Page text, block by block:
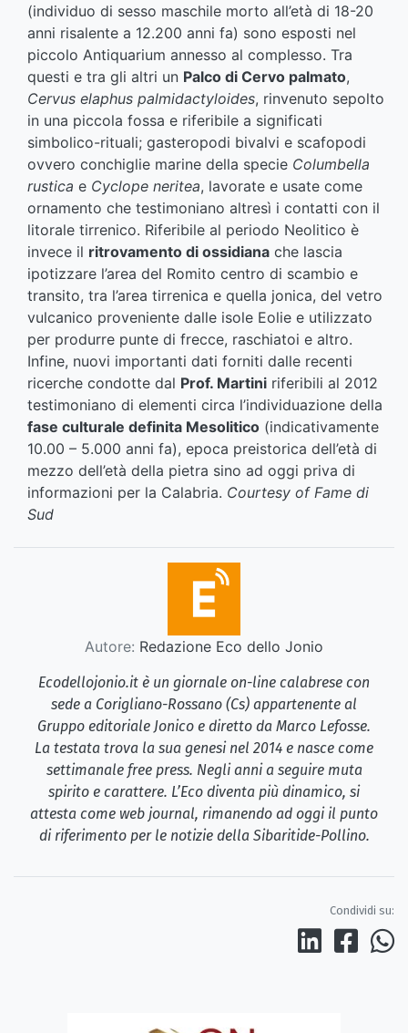
(individuo di sesso maschile morto all’età di 18-20
anni risalente a 12.200 anni fa) sono esposti nel
piccolo Antiquarium annesso al complesso. Tra
questi e tra gli altri un Palco di Cervo palmato,
Cervus elaphus palmidactyloides, rinvenuto sepolto
in una piccola fossa e riferibile a significati
simbolico-rituali; gasteropodi bivalvi e scafopodi
ovvero conchiglie marine della specie Columbella
rustica e Cyclope neritea, lavorate e usate come
ornamento che testimoniano altresì i contatti con il
litorale tirrenico. Riferibile al periodo Neolitico è
invece il ritrovamento di ossidiana che lascia
ipotizzare l’area del Romito centro di scambio e
transito, tra l’area tirrenica e quella jonica, del vetro
vulcanico proveniente dalle isole Eolie e utilizzato
per produrre punte di frecce, raschiatoi e altro.
Infine, nuovi importanti dati forniti dalle recenti
ricerche condotte dal Prof. Martini riferibili al 2012
testimoniano di elementi circa l’individuazione della
fase culturale definita Mesolitico (indicativamente
10.00 – 5.000 anni fa), epoca preistorica dell’età di
mezzo dell’età della pietra sino ad oggi priva di
informazioni per la Calabria. Courtesy of Fame di
Sud
Autore: Redazione Eco dello Jonio
Ecodellojonio.it è un giornale on-line calabrese con
sede a Corigliano-Rossano (Cs) appartenente al
Gruppo editoriale Jonico e diretto da Marco Lefosse.
La testata trova la sua genesi nel 2014 e nasce come
settimanale free press. Negli anni a seguire muta
spirito e carattere. L’Eco diventa più dinamico, si
attesta come web journal, rimanendo ad oggi il punto
di riferimento per le notizie della Sibaritide-Pollino.
Condividi su: